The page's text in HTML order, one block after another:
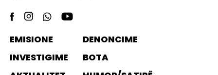
EMISIONE
INVESTIGIME
DENONCIME
BOTA